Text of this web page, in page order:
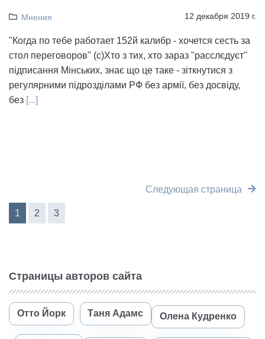
Мнения 12 декабря 2019 г.
"Когда по тебе работает 152й калибр - хочется сесть за
стол переговоров" (с)Хто з тих, хто зараз "расслєдуєт"
підписання Мінських, знає що це таке - зіткнутися з
регулярними підрозділами РФ без армії, без досвіду,
без [...]
Следующая страница
1 2 3
Страницы авторов сайта
Отто Йорк Таня Адамс Олена Кудренко